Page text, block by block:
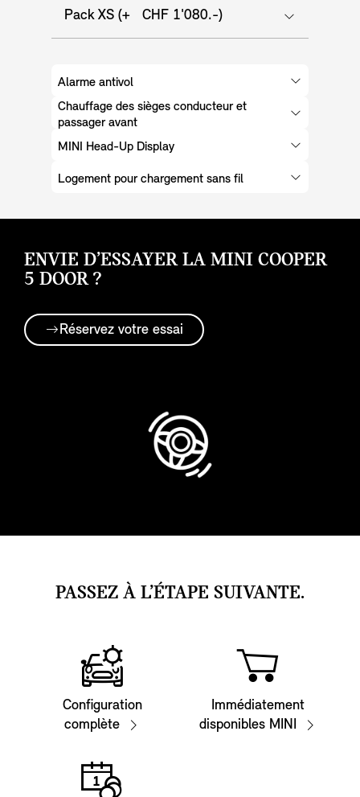
Pack XS (+ CHF 1'080.-)
Alarme antivol
Chauffage des sièges conducteur et
passager avant
MINI Head-Up Display
Logement pour chargement sans fil
ENVIE D’ESSAYER LA MINI COOPER
5 DOOR ?
Réservez votre essai
PASSEZ À L’ÉTAPE SUIVANTE.
Configuration
complète
Immédiatement
disponibles MINI